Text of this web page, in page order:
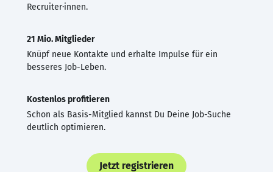
Recruiter·innen.
21 Mio. Mitglieder
Knüpf neue Kontakte und erhalte Impulse für ein
besseres Job-Leben.
Kostenlos profitieren
Schon als Basis-Mitglied kannst Du Deine Job-Suche
deutlich optimieren.
Jetzt registrieren